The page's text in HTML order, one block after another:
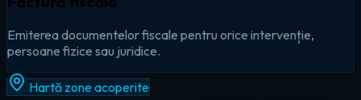
Emiterea documentelor fiscale pentru orice intervenție,
persoane fizice sau juridice.
Hartă zone acoperite